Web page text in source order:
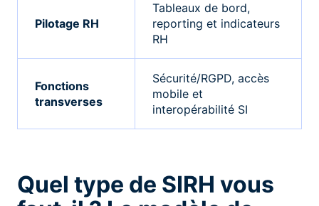
Pilotage RH
Tableaux de bord,
reporting et indicateurs
RH
Fonctions
transverses
Sécurité/RGPD, accès
mobile et
interopérabilité SI
Quel type de SIRH vous